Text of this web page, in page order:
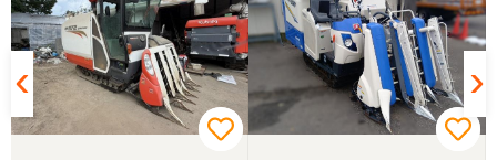
いろいろな質問にもすぐに答えていただき 引き取り
時にも親切な対応をありがとうございました。又機
会があれば宜しくお願いします。ありがとうござい
ます。